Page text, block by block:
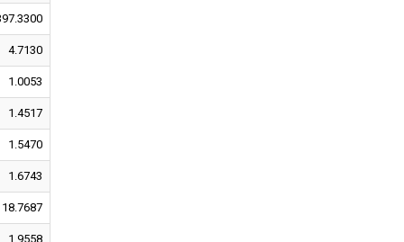
4.7130
1.0053
1.4517
1.5470
1.6743
18.7687
1.9558